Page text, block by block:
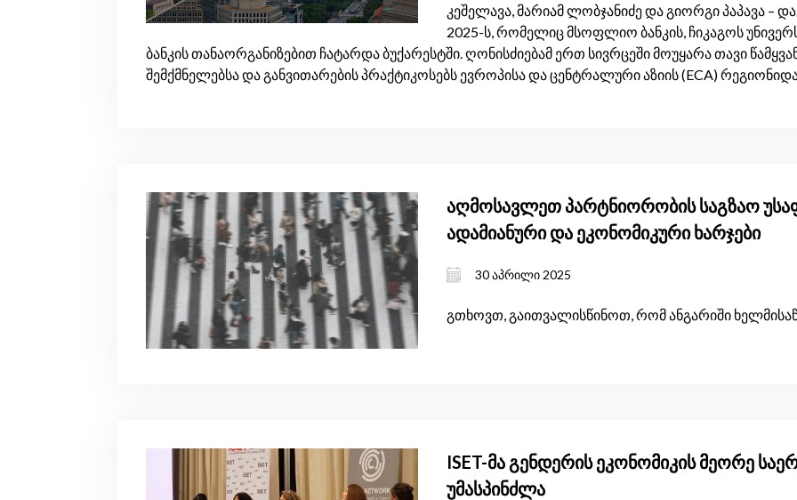
კეშელავა, მარიამ ლობჯანიძე და გიორგი პაპავა –
2025-ს, რომელიც მსოფლიო ბანკის, ჩიკაგოს
ბანკის თანაორგანიზებით ჩატარდა ბუქარესტში. ღონისძიებამ ერთ სივრცეში მოუყარა თავი
შემქმნელებსა და განვითარების პრაქტიკოსებს ევროპისა და ცენტრალური აზიის (ECA)
აღმოსავლეთ პარტნიორობის საგზაო
ადამიანური და ეკონომიკური ხარჯები
30 აპრილი 2025
გთხოვთ, გაითვალისწინოთ, რომ ანგარიში
ISET-მა გენდერის ეკონომიკის მეორე
უმასპინძლა